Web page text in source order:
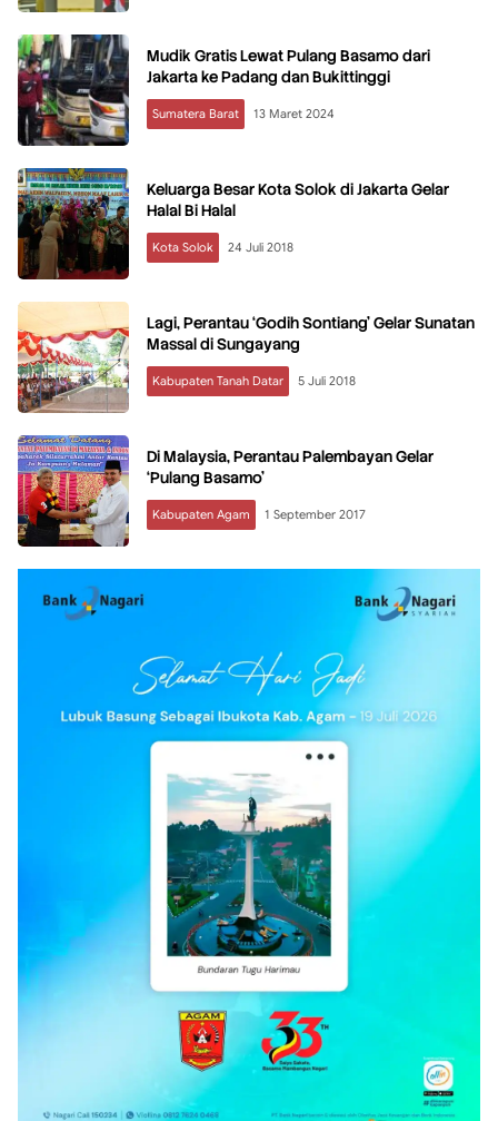
Mudik Gratis Lewat Pulang Basamo dari
Jakarta ke Padang dan Bukittinggi
Sumatera Barat 13 Maret 2024
Keluarga Besar Kota Solok di Jakarta Gelar
Halal Bi Halal
Kota Solok 24 Juli 2018
Lagi, Perantau ‘Godih Sontiang’ Gelar Sunatan
Massal di Sungayang
Kabupaten Tanah Datar 5 Juli 2018
Di Malaysia, Perantau Palembayan Gelar
‘Pulang Basamo’
Kabupaten Agam 1 September 2017